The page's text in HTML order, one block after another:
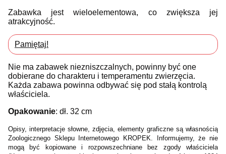
Zabawka jest wieloelementowa, co zwiększa jej
atrakcyjność.
Pamiętaj!
Nie ma zabawek niezniszczalnych, powinny być one
dobierane do charakteru i temperamentu zwierzęcia.
Każda zabawa powinna odbywać się pod stałą kontrolą
właściciela.
Opakowanie: dł. 32 cm
Opisy, interpretacje słowne, zdjęcia, elementy graficzne są własnością
Zoologicznego Sklepu Internetowego KROPEK. Informujemy, że nie
mogą być kopiowane i rozpowszechniane bez zgody właściciela